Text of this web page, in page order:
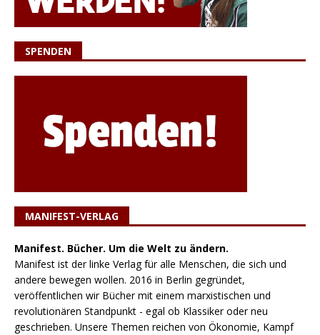
SPENDEN
MANIFEST-VERLAG
Manifest. Bücher. Um die Welt zu ändern.
Manifest ist der linke Verlag für alle Menschen, die sich und
andere bewegen wollen. 2016 in Berlin gegründet,
veröffentlichen wir Bücher mit einem marxistischen und
revolutionären Standpunkt - egal ob Klassiker oder neu
geschrieben. Unsere Themen reichen von Ökonomie, Kampf